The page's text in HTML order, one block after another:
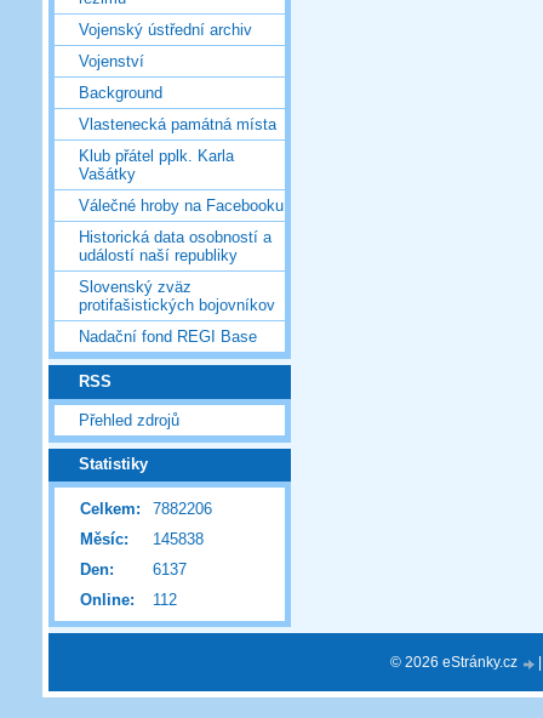
Vojenský ústřední archiv
Vojenství
Background
Vlastenecká památná místa
Klub přátel pplk. Karla
Vašátky
Válečné hroby na Facebooku
Historická data osobností a
událostí naší republiky
Slovenský zväz
protifašistických bojovníkov
Nadační fond REGI Base
RSS
Přehled zdrojů
Statistiky
Online: 112
Celkem:
7882206
Měsíc:
145838
Den:
6137
© 2026 eStránky.cz